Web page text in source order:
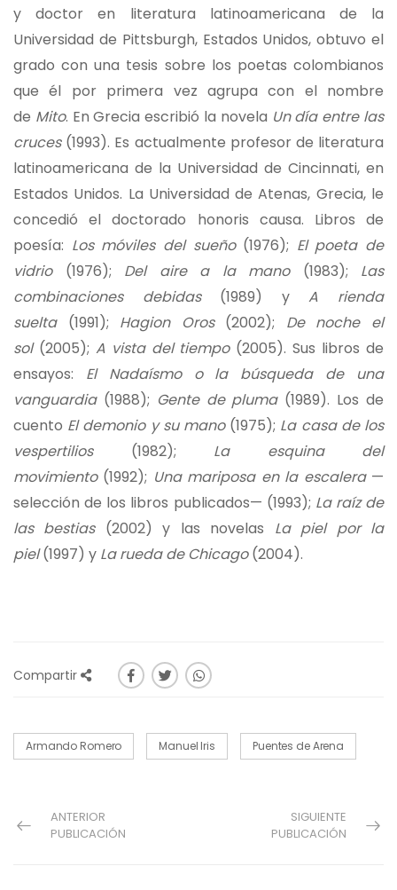
y doctor en literatura latinoamericana de la
Universidad de Pittsburgh, Estados Unidos, obtuvo el
grado con una tesis sobre los poetas colombianos
que él por primera vez agrupa con el nombre
de Mito. En Grecia escribió la novela Un día entre las
cruces(1993). Es actualmente profesor de literatura
latinoamericana de la Universidad de Cincinnati, en
Estados Unidos. La Universidad de Atenas, Grecia, le
concedió el doctorado honoris causa. Libros de
poesía: Los móviles del sueño(1976); El poeta de
vidrio(1976); Del aire a la mano(1983); Las
combinaciones debidas(1989) yA rienda
suelta(1991); Hagion Oros(2002); De noche el
sol(2005); A vista del tiempo(2005). Sus libros de
ensayos: El Nadaísmo o la búsqueda de una
vanguardia(1988); Gente de pluma(1989). Los de
cuento El demonio y su mano(1975); La casa de los
vespertilios(1982); La esquina del
movimiento(1992); Una mariposa en la escalera—
selección de los libros publicados— (1993); La raíz de
las bestias(2002) y las novelas La piel por la
piel(1997) y La rueda de Chicago(2004).
Compartir
Armando Romero Manuel Iris Puentes de Arena
ANTERIOR
PUBLICACIÓN
SIGUIENTE
PUBLICACIÓN